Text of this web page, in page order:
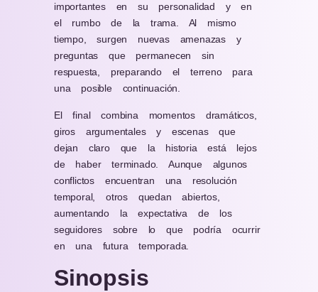
importantes en su personalidad y en
el rumbo de la trama. Al mismo
tiempo, surgen nuevas amenazas y
preguntas que permanecen sin
respuesta, preparando el terreno para
una posible continuación.
El final combina momentos dramáticos,
giros argumentales y escenas que
dejan claro que la historia está lejos
de haber terminado. Aunque algunos
conflictos encuentran una resolución
temporal, otros quedan abiertos,
aumentando la expectativa de los
seguidores sobre lo que podría ocurrir
en una futura temporada.
Sinopsis